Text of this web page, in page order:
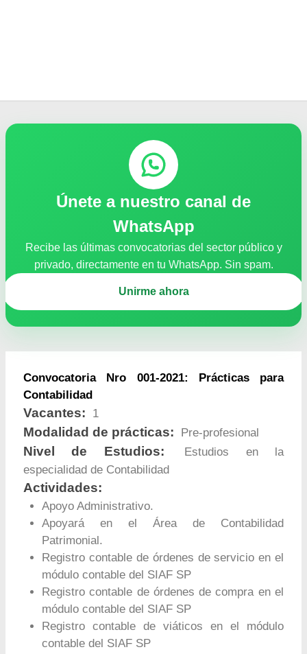
Únete a nuestro canal de
WhatsApp
Recibe las últimas convocatorias del sector público y
privado, directamente en tu WhatsApp. Sin spam.
Unirme ahora
Convocatoria Nro 001-2021: Prácticas para
Contabilidad
Vacantes: 1
Modalidad de prácticas: Pre-profesional
Nivel de Estudios:
Estudios en la
especialidad de Contabilidad
Actividades:
Apoyo Administrativo.
Apoyará en el Área de Contabilidad
Patrimonial.
Registro contable de órdenes de servicio en el
módulo contable del SIAF SP
Registro contable de órdenes de compra en el
módulo contable del SIAF SP
Registro contable de viáticos en el módulo
contable del SIAF SP